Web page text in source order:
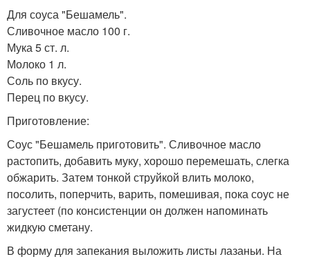
Для соуса "Бешамель".
Сливочное масло 100 г.
Мука 5 ст. л.
Молоко 1 л.
Соль по вкусу.
Перец по вкусу.
Приготовление:
Соус "Бешамель приготовить". Сливочное масло
растопить, добавить муку, хорошо перемешать, слегка
обжарить. Затем тонкой струйкой влить молоко,
посолить, поперчить, варить, помешивая, пока соус не
загустеет (по консистенции он должен напоминать
жидкую сметану.
В форму для запекания выложить листы лазаньи. На